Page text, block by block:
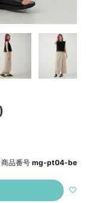
商品番号 mg-pt04-be